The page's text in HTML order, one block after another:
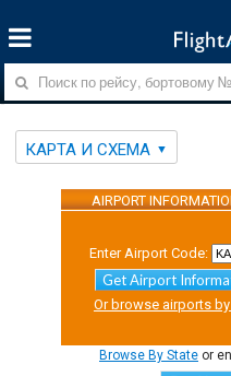
КАРТА И СХЕМА
AIRPORT
Enter Airport Code:
Get Airport
Or browse airports
Browse By State or